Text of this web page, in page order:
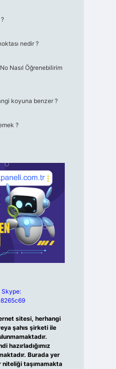
nedir ?
Nasıl Öğrenebilirim
koyuna benzer ?
?
Skype:
sitesi, herhangi
şahıs şirketi ile
hazırladığımız
Burada yer
taşımamakta